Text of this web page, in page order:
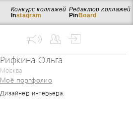
Редактор коллажей
Pin Board
Конкурс коллажей
Instagram
Рифкина Ольга
Москва
Моё портфолио
Дизайнер интерьера.